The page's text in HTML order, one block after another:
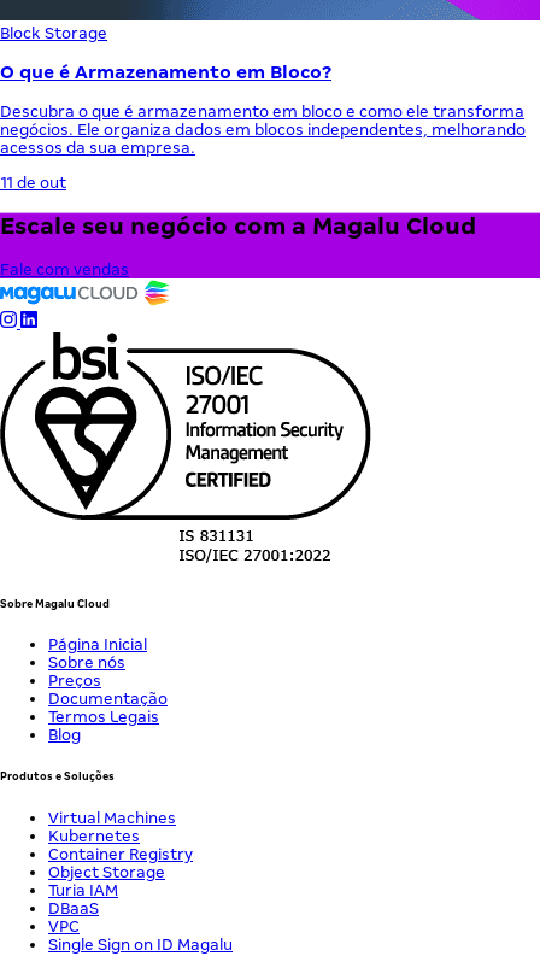
Block Storage
O que é Armazenamento em Bloco?
Descubra o que é armazenamento em bloco e como ele transforma
negócios. Ele organiza dados em blocos independentes, melhorando
acessos da sua empresa.
11 de out
Escale seu negócio com a Magalu Cloud
Fale com vendas
Sobre Magalu Cloud
Página Inicial
Sobre nós
Preços
Documentação
Termos Legais
Blog
Produtos e Soluções
Virtual Machines
Kubernetes
Container Registry
Object Storage
Turia IAM
DBaaS
VPC
Single Sign on ID Magalu